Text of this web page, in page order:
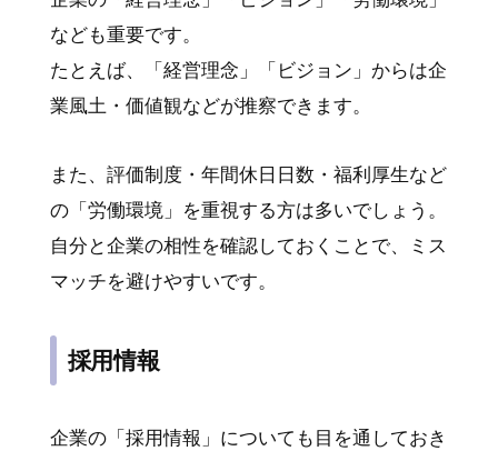
なども重要です。
たとえば、「経営理念」「ビジョン」からは企
業風土・価値観などが推察できます。
また、評価制度・年間休日日数・福利厚生など
の「労働環境」を重視する方は多いでしょう。
自分と企業の相性を確認しておくことで、ミス
マッチを避けやすいです。
採用情報
企業の「採用情報」についても目を通しておき